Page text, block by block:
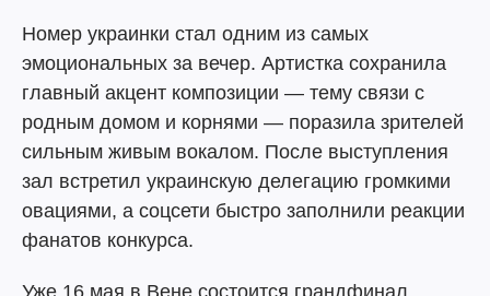
Номер украинки стал одним из самых
эмоциональных за вечер. Артистка сохранила
главный акцент композиции — тему связи с
родным домом и корнями — поразила зрителей
сильным живым вокалом. После выступления
зал встретил украинскую делегацию громкими
овациями, а соцсети быстро заполнили реакции
фанатов конкурса.
Уже 16 мая в Вене состоится грандфинал